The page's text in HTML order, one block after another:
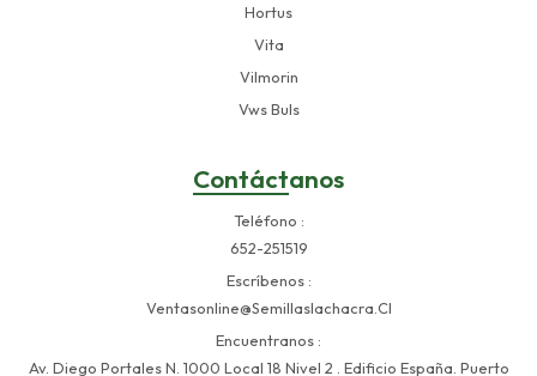
Hortus
Vita
Vilmorin
Vws Buls
Contáctanos
Teléfono
652-251519
Escríbenos
Ventasonline@semillaslachacra.cl
Encuentranos
Av. Diego Portales N. 1000 Local 18 Nivel 2 . Edificio España. Puerto